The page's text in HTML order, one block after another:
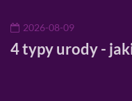
2026-08-09
4 typy urody -